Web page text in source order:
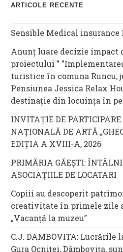
ARTICOLE RECENTE
Sensible Medical insurance
Anunț luare decizie impact
proiectului ”
turistice în comuna Runcu,
Pensiunea Jessica Relax
destinație din locuința în
INVITAȚIE DE
NAȚIONALĂ DE ARTĂ
EDIŢIA A XVIII-A, 2026
PRIMĂRIA GĂEȘTI:
ASOCIAȚIILE DE LOCATARI
Copiii au descoperit
creativitate în primele zile
„Vacanță la muzeu”
C.J. DAMBOVITA: Lucrările
Gura Ocniței, Dâmbovița,